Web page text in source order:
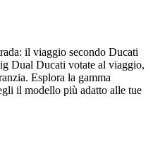
il viaggio secondo Ducati
Dual Ducati votate al viaggio,
Esplora la gamma
il modello più adatto alle tue